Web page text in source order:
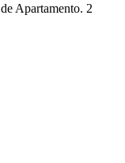
Apartamento. 2